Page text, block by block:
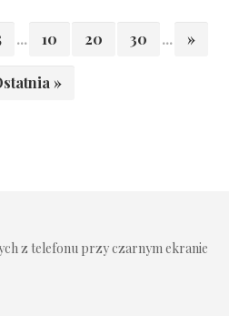
... 10 20 30 ... »
»
z telefonu przy czarnym ekranie